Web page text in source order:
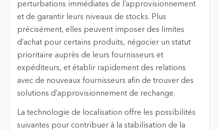
perturbations immédiates de l’approvisionnement
et de garantir leurs niveaux de stocks. Plus
précisément, elles peuvent imposer des limites
d’achat pour certains produits, négocier un statut
prioritaire auprès de leurs fournisseurs et
expéditeurs, et établir rapidement des relations
avec de nouveaux fournisseurs afin de trouver des
solutions d’approvisionnement de rechange.
La technologie de localisation offre les possibilités
suivantes pour contribuer à la stabilisation de la